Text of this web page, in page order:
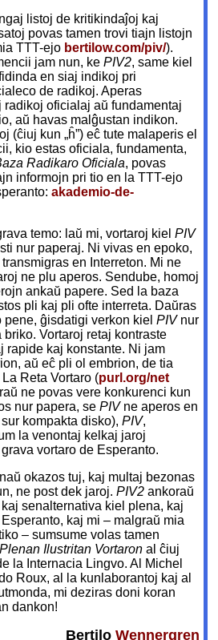
listoj de kritikindaĵoj kaj
povas tamen trovi tiajn listojn
TTT-ejo bertilow.com/piv/).
jam nun, kePIV2, same kiel
en siaj indikoj pri
de radikoj. Aperas
radikoj oficialaj aŭ fundamentaj
aŭ havas malĝustan indikon.
(ĉiuj kun „ĥ”) eĉ tute malaperis el
kio estas oficiala, fundamenta,
Radikaro Oficiala, povas
informojn pri tio en la TTT-ejo
akademio-de-
temo: laŭ mi, vortaroj kielPIV
nur paperaj. Ni vivas en epoko,
en Interreton. Mi ne
ne plu aperos. Sendube, homoj
ankaŭ papere. Sed la baza
pli kaj pli ofte interreta. Daŭras
pene, ĝisdatigi verkon kielPIVnur
Vortaroj retaj kontraste
rapide kaj konstante. Ni jam
aŭ eĉ pli ol embrion, de tia
Reta Vortaro (purl.org/net
ne povas vere konkurenci kun
nur papera, sePIVne aperos en
sur kompakta disko),PIV,
la venontaj kelkaj jaroj
vortaro de Esperanto.
okazos tuj, kaj multaj bezonas
ne post dek jaroj.PIV2 ankoraŭ
senalternativa kiel plena, kaj
kaj mi – malgraŭ mia
– sumsume volas tamen
Ilustritan Vortaron al ĉiuj
la Internacia Lingvo. Al Michel
Roux, al la kunlaborantoj kaj al
mi deziras doni koran
dankon!
Bertilo Wennergren